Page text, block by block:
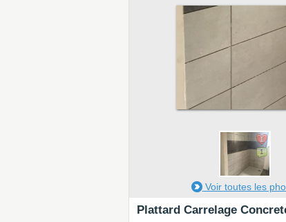
1
1
Voir toutes les
Plattard Carrelage